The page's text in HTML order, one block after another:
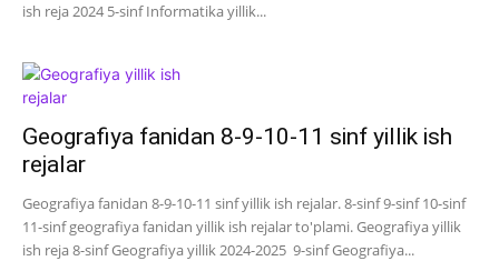
ish reja 2024 5-sinf Informatika yillik...
Geografiya fanidan 8-9-10-11 sinf yillik ish
rejalar
Geografiya fanidan 8-9-10-11 sinf yillik ish rejalar. 8-sinf 9-sinf 10-sinf
11-sinf geografiya fanidan yillik ish rejalar to'plami. Geografiya yillik
ish reja 8-sinf Geografiya yillik 2024-2025 9-sinf Geografiya...